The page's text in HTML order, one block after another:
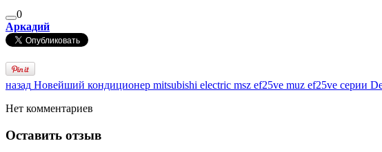
0
Аркадий
назад Новейший кондиционер mitsubishi electric msz ef25ve muz ef25ve серии
Нет комментариев
Оставить отзыв